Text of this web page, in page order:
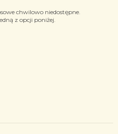
chwilowo niedostępne.
z opcji poniżej.